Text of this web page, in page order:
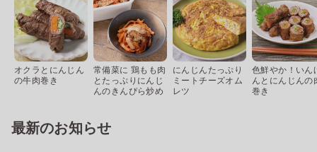
オクラとにんじん
の牛肉巻き
常備菜に 鶏もも肉
とたっぷりにんじ
んのきんぴら炒め
にんじんたっぷり
ミートチーズオム
レツ
色鮮やか！いん
んとにんじんの
巻き
最新のお知らせ